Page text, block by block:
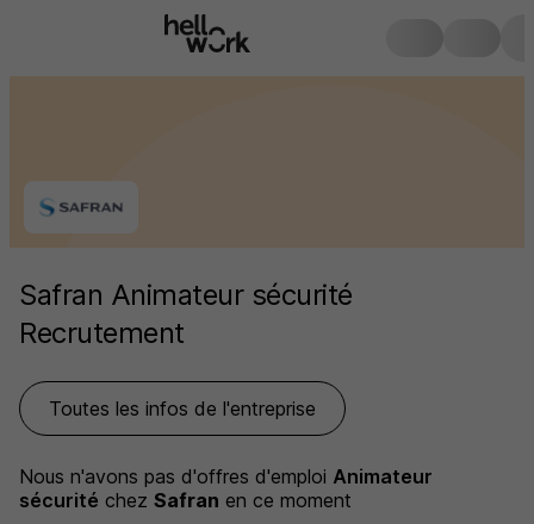
Safran Animateur sécurité
Recrutement
Toutes les infos de l'entreprise
Nous n'avons pas d'offres d'emploi Animateur
sécurité chez Safran en ce moment